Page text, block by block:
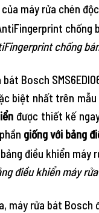
máy rửa chén
chống
bát Bosch
biệt nhất trên mẫu
được thiết kế
giống với bảng
điều khiển máy
máy rửa bát Bosch